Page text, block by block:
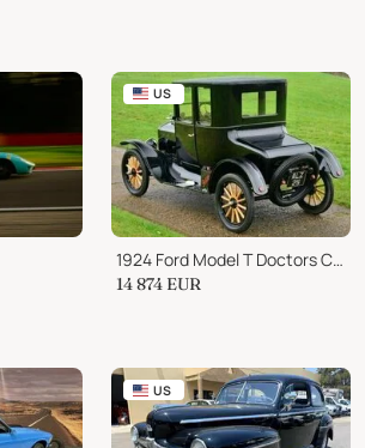
US
1924 Ford Model T Doctors Coupe
14 874 EUR
US